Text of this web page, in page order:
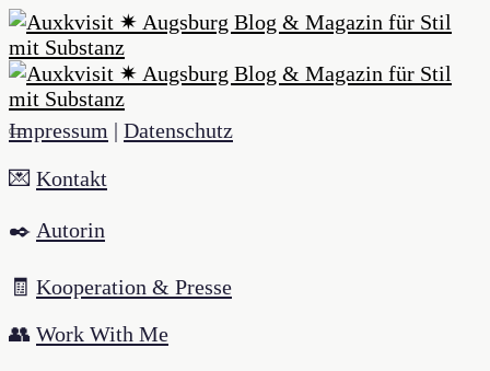
Impressum | Datenschutz
💌 Kontakt
✒️ Autorin
🧾 Kooperation & Presse
👥 Work With Me